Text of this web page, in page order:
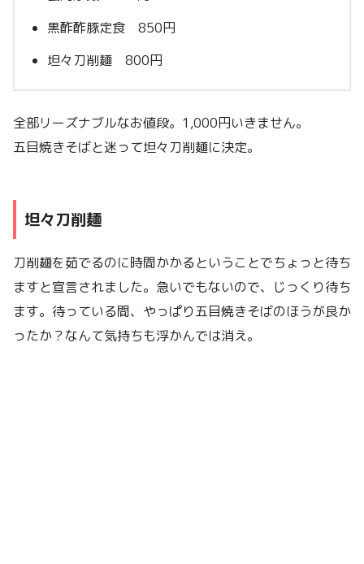
黒酢酢豚定食 850円
坦々刀削麺 800円
全部リーズナブルなお値段。1,000円いきません。
五目焼きそばと迷って坦々刀削麺に決定。
坦々刀削麺
刀削麺を茹でるのに時間かかるということでちょっと待ち
ますと宣言されました。急いでもないので、じっくり待ち
ます。待っている間、やっぱり五目焼きそばのほうが良か
ったか？なんて気持ちも浮かんでは消え。